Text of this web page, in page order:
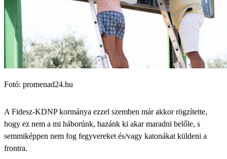
Fotó: promenad24.hu
A Fidesz-KDNP kormánya ezzel szemben már akkor rögzítette,
hogy ez nem a mi háborúnk, hazánk ki akar maradni belőle, s
semmiképpen nem fog fegyvereket és/vagy katonákat küldeni a
frontra.